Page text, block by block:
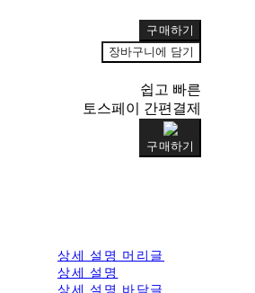
구매하기
장바구니에 담기
쉽고 빠른
토스페이 간편결제
구매하기
상세 설명 머리글
상세 설명
상세 설명 바닥글